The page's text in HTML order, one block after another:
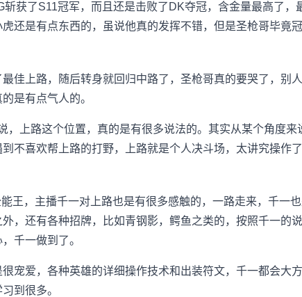
获了S11冠军，而且还是击败了DK夺冠，含金量最高了，
还是有点东西的，虽说他真的发挥不错，但是圣枪哥毕竟冠
佳上路，随后转身就回归中路了，圣枪哥真的要哭了，别
是有点气人的。
，上路这个位置，真的是有很多说法的。其实从某个角度
不喜欢帮上路的打野，上路就是个人决斗场，太讲究操作了
王，主播千一对上路也是有很多感触的，一路走来，千一
，还有各种招牌，比如青钢影，鳄鱼之类的，按照千一的
千一做到了。
宠爱，各种英雄的详细操作技术和出装符文，千一都会大
到很多。